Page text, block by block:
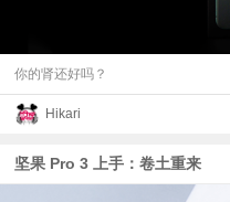
你的肾还好吗？
Hikari
坚果 Pro 3 上手：卷土重来